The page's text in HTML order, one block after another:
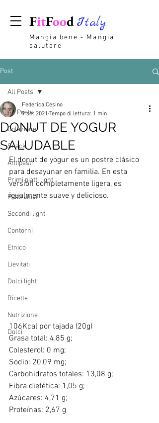
FitFoodItaly
Mangia bene - Mangia
salutare
Post
All Posts
Colazione
Snack
Antipasti
Primi piatti light
Piatti unici
Secondi light
Contorni
Etnico
Lievitati
Dolci light
Ricette
Nutrizione
Dolci
All Posts
DONUT DE YOGUR
SALUDABLE
Federica Cesino
9 set 2021 Tempo di lettura: 1 min
El donut de yogur es un postre clásico
para desayunar en familia. En esta
versión completamente ligera, es
igualmente suave y delicioso.
106Kcal por tajada (20g)
Grasa total: 4,85 g;
Colesterol: 0 mg;
Sodio: 20,09 mg;
Carbohidratos totales: 13,08 g;
Fibra dietética: 1,05 g;
Azúcares: 4,71 g;
Proteínas: 2,67 g